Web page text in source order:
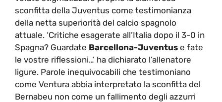
sconfitta della Juventus come testimonianza
della netta superiorità del calcio spagnolo
attuale. ‘Critiche esagerate all’Italia dopo il 3-0 in
Spagna? Guardate Barcellona-Juventus e fate
le vostre riflessioni…’ ha dichiarato l’allenatore
ligure. Parole inequivocabili che testimoniano
come Ventura abbia interpretato la sconfitta del
Bernabeu non come un fallimento degli azzurri